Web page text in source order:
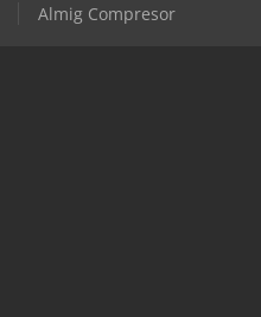
Almig Compresor